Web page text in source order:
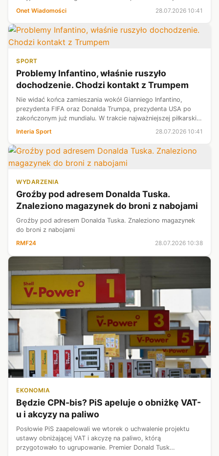
Onet Wiadomości
28.07.2026 10:41
SPORT
Problemy Infantino, właśnie ruszyło
dochodzenie. Chodzi kontakt z Trumpem
Nie widać końca zamieszania wokół Gianniego Infantino,
prezydenta FIFA oraz Donalda Trumpa, prezydenta USA po
zakończonym już mundialu. W trakcie najważniejszej piłkarskiej
imprezy o obydwu panach było bardzo głośno po m.in.
zawieszeniu czerwonej kar...
Interia Sport 28.07.2026 10:41
WYDARZENIA
Groźby pod adresem Donalda Tuska.
Znaleziono magazynek do broni z nabojami
Groźby pod adresem Donalda Tuska. Znaleziono magazynek
do broni z nabojami
RMF24
28.07.2026 10:38
EKONOMIA
Będzie CPN-bis? PiS apeluje o obniżkę VAT-
u i akcyzy na paliwo
Posłowie PiS zaapelowali we wtorek o uchwalenie projektu
ustawy obniżającej VAT i akcyzę na paliwo, którą
przygotowało to ugrupowanie. Premier Donald Tusk